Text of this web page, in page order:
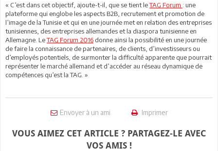
« C’est dans cet objectif, ajoute-t-il, que se tient leTAG Forum : une
plateforme qui englobe les aspects B2B, recrutement et promotion de
l’image de la Tunisie et qui en une journée met en relation des entreprises
tunisiennes, des entreprises allemandes et la diaspora tunisienne en
Allemagne. LeTAG Forum 2016 donne ainsi la possibilité en une journée
de faire la connaissance de partenaires, de clients, d’investisseurs ou
d’employés potentiels, de surmonter la difficulté apparente que pourrait
représenter le marché allemand et d’accéder au réseau dynamique de
compétences qu’est la TAG. »
Envoyer à un ami Imprimer
VOUS AIMEZ CET ARTICLE ? PARTAGEZ-LE AVEC
VOS AMIS !